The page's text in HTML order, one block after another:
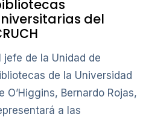
del
jefe de la Unidad de
de la Universidad
O’Higgins, Bernardo Rojas,
a las